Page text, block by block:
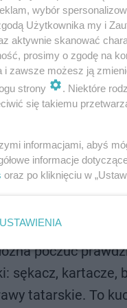
stoją kościoły
jest niezwykle
z
misternymi
drewniane
czas płynie
odpoczynek i
poczuć
sękacz, kartacze,
tatarskie. To
wybór
Użytkownika my i
aktywnie skanować
prosimy o zgodę na
i zawsze możesz ją
strony
. Niektóre
się takiemu
informacjami, abyś
informacje
oraz po kliknięciu w
USTAWIENIA